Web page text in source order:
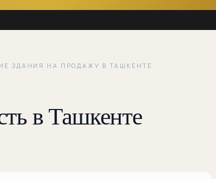
ЗДАНИЯ НА ПРОДАЖУ В ТАШКЕНТЕ
в Ташкенте